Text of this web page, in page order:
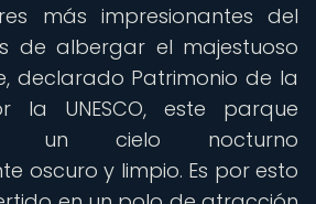
más impresionantes del
de albergar el majestuoso
declarado Patrimonio de la
la UNESCO, este parque
un cielo nocturno
oscuro y limpio. Es por esto